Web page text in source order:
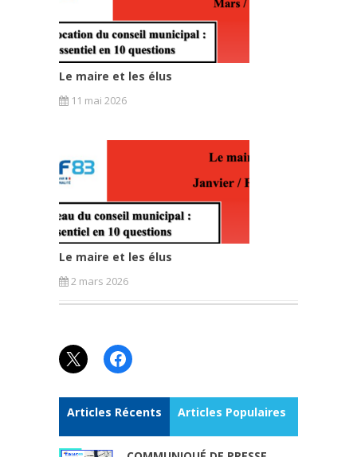
Le maire et les élus
11 mai 2026
Le maire et les élus
2 mars 2026
X Facebook
Articles Récents Articles Populaires